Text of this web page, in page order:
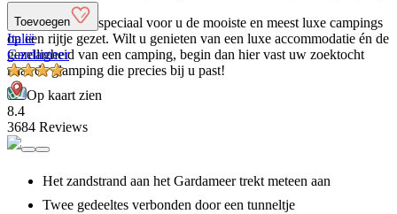
LuxCamp heeft speciaal voor u de mooiste en meest luxe campings
op een rijtje gezet. Wilt u genieten van een luxe accommodatie én de
gezelligheid van een camping, begin dan hier vast uw zoektocht
naar de glamping die precies bij u past!
Toevoegen
Italië
Gardameer
Op kaart zien
8.4
3684 Reviews
Het zandstrand aan het Gardameer trekt meteen aan
Twee gedeeltes verbonden door een tunneltje